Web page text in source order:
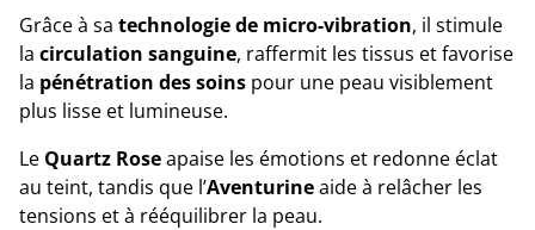
Grâce à sa technologie de micro-vibration, il stimule
la circulation sanguine, raffermit les tissus et favorise
la pénétration des soins pour une peau visiblement
plus lisse et lumineuse.
Le Quartz Roseapaise les émotions et redonne éclat
au teint, tandis que l’Aventurineaide à relâcher les
tensions et à rééquilibrer la peau.